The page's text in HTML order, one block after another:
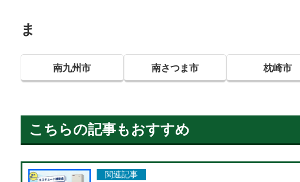
ま
南九州市 南さつま市 枕崎市
こちらの記事もおすすめ
関連記事